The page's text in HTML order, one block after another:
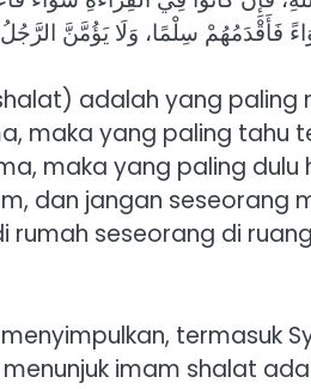
فَأَقْدَمُهُمْ سِلْمًا، وَلَا يَؤُمَّنَّ
adalah yang
maka yang paling tahu
maka yang paling dulu
dan jangan seseorang
seseorang di
termasuk
imam shalat